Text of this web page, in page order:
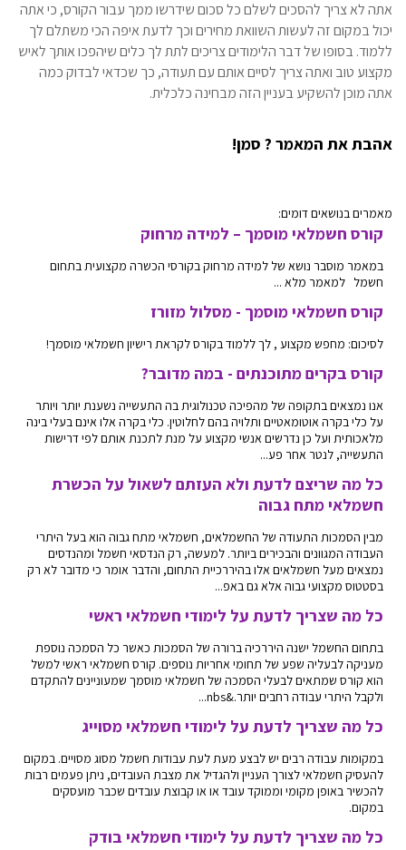
אתה לא צריך להסכים לשלם כל סכום שידרשו ממך עבור הקורס, כי אתה
יכול במקום זה לעשות השוואת מחירים וכך לדעת איפה הכי משתלם לך
ללמוד. בסופו של דבר הלימודים צריכים לתת לך כלים שיהפכו אותך לאיש
מקצוע טוב ואתה צריך לסיים אותם עם תעודה, כך שכדאי לבדוק כמה
אתה מוכן להשקיע בעניין הזה מבחינה כלכלית.
אהבת את המאמר ? סמן!
מאמרים בנושאים דומים:
קורס חשמלאי מוסמך – למידה מרחוק
במאמר מוסבר נושא של למידה מרחוק בקורסי הכשרה מקצועית בתחום
חשמל למאמר מלא ...
קורס חשמלאי מוסמך - מסלול מזורז
לסיכום: מחפש מקצוע , לך ללמוד בקורס לקראת רישיון חשמלאי מוסמך!
קורס בקרים מתוכנתים - במה מדובר?
אנו נמצאים בתקופה של מהפיכה טכנולוגית בה התעשייה נשענת יותר ויותר
על כלי בקרה אוטומאטיים ותלויה בהם לחלוטין. כלי בקרה אלו אינם בעלי בינה
מלאכותית ועל כן נדרשים אנשי מקצוע על מנת לתכנת אותם לפי דרישות
התעשייה, לנטר אחר פע...
כל מה שריצם לדעת ולא העזתם לשאול על הכשרת
חשמלאי מתח גבוה
מבין הסמכות התעודה של החשמלאים, חשמלאי מתח גבוה הוא בעל היתרי
העבודה המגוונים והבכירים ביותר. למעשה, רק הנדסאי חשמל ומהנדסים
נמצאים מעל חשמלאים אלו בהיררכיית התחום, והדבר אומר כי מדובר לא רק
בסטטוס מקצועי גבוה אלא גם באפ...
כל מה שצריך לדעת על לימודי חשמלאי ראשי
בתחום החשמל ישנה היררכיה ברורה של הסמכות כאשר כל הסמכה נוספת
מעניקה לבעליה שפע של תחומי אחריות נוספים. קורס חשמלאי ראשי למשל
הוא קורס שמתאים לבעלי הסמכה של חשמלאי מוסמך שמעוניינים להתקדם
ולקבל היתרי עבודה רחבים יותר.&nbs...
כל מה שצריך לדעת על לימודי חשמלאי מסוייג
במקומות עבודה רבים יש לבצע מעת לעת עבודות חשמל מסוג מסויים. במקום
להעסיק חשמלאי לצורך העניין ולהגדיל את מצבת העובדים, ניתן פעמים רבות
להכשיר באופן מקומי וממוקד עובד או או קבוצת עובדים שכבר מועסקים
במקום.
כל מה שצריך לדעת על לימודי חשמלאי בודק